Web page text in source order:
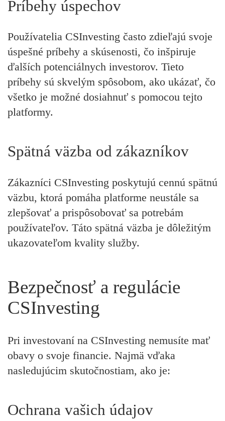
Príbehy úspechov
Používatelia CSInvesting často zdieľajú svoje
úspešné príbehy a skúsenosti, čo inšpiruje
ďalších potenciálnych investorov. Tieto
príbehy sú skvelým spôsobom, ako ukázať, čo
všetko je možné dosiahnuť s pomocou tejto
platformy.
Spätná väzba od zákazníkov
Zákazníci CSInvesting poskytujú cennú spätnú
väzbu, ktorá pomáha platforme neustále sa
zlepšovať a prispôsobovať sa potrebám
používateľov. Táto spätná väzba je dôležitým
ukazovateľom kvality služby.
Bezpečnosť a regulácie
CSInvesting
Pri investovaní na CSInvesting nemusíte mať
obavy o svoje financie. Najmä vďaka
nasledujúcim skutočnostiam, ako je:
Ochrana vašich údajov